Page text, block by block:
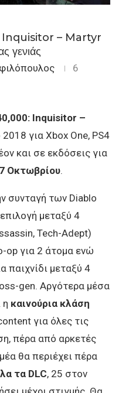
– Martyr
γενιάς
6
Inquisitor –
για Xbox One, PS4
και σε εκδόσεις για
Οκτωβρίου.
συνταγή των Diablo
μεταξύ 4
Tech-Adept)
op για 2 άτομα ενώ
παιχνίδι μεταξύ 4
gen. Αργότερα μέσα
η καινούρια κλάση
για όλες τις
πέρα από αρκετές
θα περιέχει πέρα
τα DLC, 25 στον